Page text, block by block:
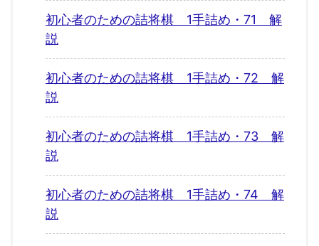
初心者のための詰将棋 1手詰め・71 解
説
初心者のための詰将棋 1手詰め・72 解
説
初心者のための詰将棋 1手詰め・73 解
説
初心者のための詰将棋 1手詰め・74 解
説